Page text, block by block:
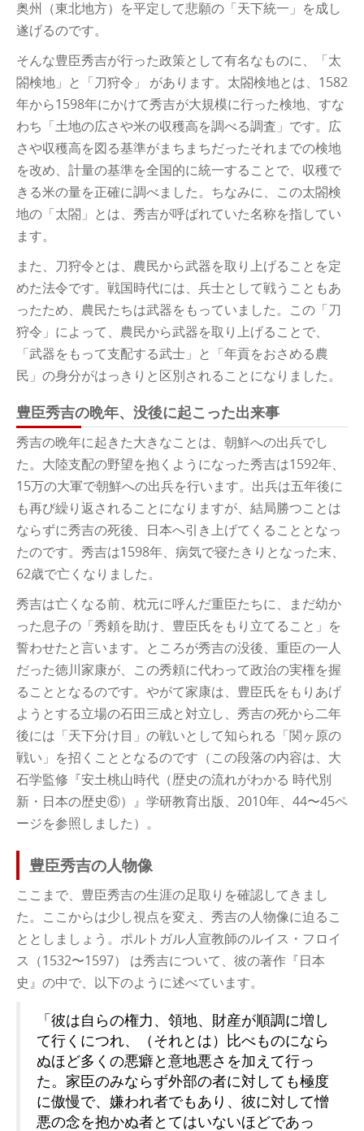
奥州（東北地方）を平定して悲願の「天下統一」を成し
遂げるのです。
そんな豊臣秀吉が行った政策として有名なものに、「太
閤検地」と「刀狩令」 があります。太閤検地とは、1582
年から1598年にかけて秀吉が大規模に行った検地、すな
わち「土地の広さや米の収穫高を調べる調査」です。広
さや収穫高を図る基準がまちまちだったそれまでの検地
を改め、計量の基準を全国的に統一することで、収穫で
きる米の量を正確に調べました。ちなみに、この太閤検
地の「太閤」とは、秀吉が呼ばれていた名称を指してい
ます。
また、刀狩令とは、農民から武器を取り上げることを定
めた法令です。戦国時代には、兵士として戦うこともあ
ったため、農民たちは武器をもっていました。この「刀
狩令」によって、農民から武器を取り上げることで、
「武器をもって支配する武士」と「年貢をおさめる農
民」の身分がはっきりと区別されることになりました。
豊臣秀吉の晩年、没後に起こった出来事
秀吉の晩年に起きた大きなことは、朝鮮への出兵でし
た。大陸支配の野望を抱くようになった秀吉は1592年、
15万の大軍で朝鮮への出兵を行います。出兵は五年後に
も再び繰り返されることになりますが、結局勝つことは
ならずに秀吉の死後、日本へ引き上げてくることとなっ
たのです。秀吉は1598年、病気で寝たきりとなった末、
62歳で亡くなりました。
秀吉は亡くなる前、枕元に呼んだ重臣たちに、まだ幼か
った息子の「秀頼を助け、豊臣氏をもり立てること」を
誓わせたと言います。ところが秀吉の没後、重臣の一人
だった徳川家康が、この秀頼に代わって政治の実権を握
ることとなるのです。やがて家康は、豊臣氏をもりあげ
ようとする立場の石田三成と対立し、秀吉の死から二年
後には「天下分け目」の戦いとして知られる「関ヶ原の
戦い」を招くこととなるのです（この段落の内容は、大
石学監修『安土桃山時代（歴史の流れがわかる 時代別
新・日本の歴史⑥）』学研教育出版、2010年、44〜45ペ
ージを参照しました）。
豊臣秀吉の人物像
ここまで、豊臣秀吉の生涯の足取りを確認してきまし
た。ここからは少し視点を変え、秀吉の人物像に迫るこ
ととしましょう。ポルトガル人宣教師のルイス・フロイ
ス（1532〜1597） は秀吉について、彼の著作『日本
史』の中で、以下のように述べています。
「彼は自らの権力、領地、財産が順調に増し
て行くにつれ、（それとは）比べものになら
ぬほど多くの悪癖と意地悪さを加えて行っ
た。家臣のみならず外部の者に対しても極度
に傲慢で、嫌われ者でもあり、彼に対して憎
悪の念を抱かぬ者とてはいないほどであっ